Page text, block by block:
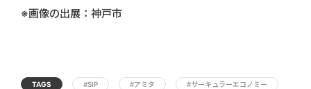
※画像の出展：神戸市
TAGS #SIP #アミタ #サーキュラーエコノミー